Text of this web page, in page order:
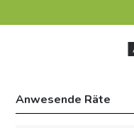
Anwesende Räte